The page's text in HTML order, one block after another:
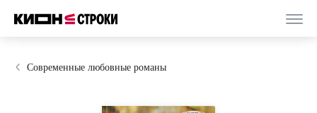
Современные любовные романы